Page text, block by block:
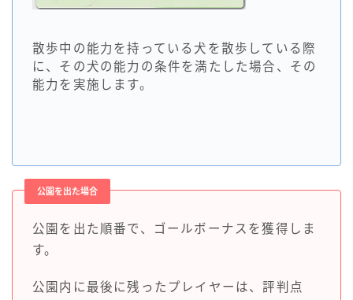
散歩中の能力を持っている犬を散歩している際
に、その犬の能力の条件を満たした場合、その
能力を実施します。
公園を出た場合
公園を出た順番で、ゴールボーナスを獲得しま
す。
公園内に最後に残ったプレイヤーは、評判点